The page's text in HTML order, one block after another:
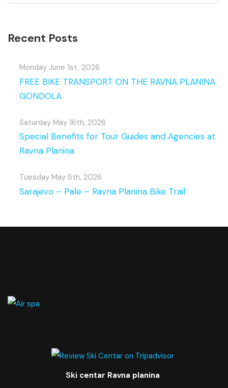
Recent Posts
Monday June 1st, 2026
FREE BIKE TRANSPORT ON THE RAVNA PLANINA
GONDOLA
Saturday May 16th, 2026
Special Benefits for Tour Guides and Agencies at
Ravna Planina
Tuesday May 5th, 2026
Sarajevo – Pale – Ravna Planina Bike Trail
Ski centar Ravna planina